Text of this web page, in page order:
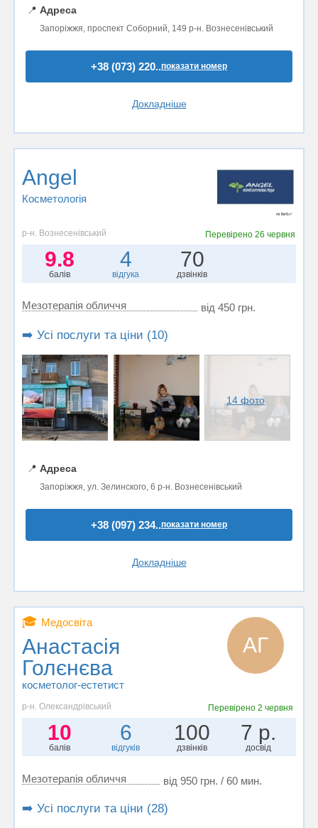
📍 Адреса
Запоріжжя, проспект Соборний, 149 р-н. Вознесенівський
+38 (073) 220..показати номер
Докладніше
Angel
Косметологія
р-н. Вознесенівський Перевірено26 червня
9.8
балів
4
відгука
70
дзвінків
Мезотерапія обличчя від 450 грн.
➡️ Усі послуги та ціни (10)
14 фото
📍 Адреса
Запоріжжя, ул. Зелинского, 6 р-н. Вознесенівський
+38 (097) 234..показати номер
Докладніше
🎓 Медосвіта
Анастасія
Голєнєва
косметолог-естетист
АГ
р-н. Олександрівський Перевірено 2 червня
10
балів
6
відгуків
100
дзвінків
7 р.
досвід
Мезотерапія обличчя від 950 грн. / 60 мин.
➡️ Усі послуги та ціни (28)